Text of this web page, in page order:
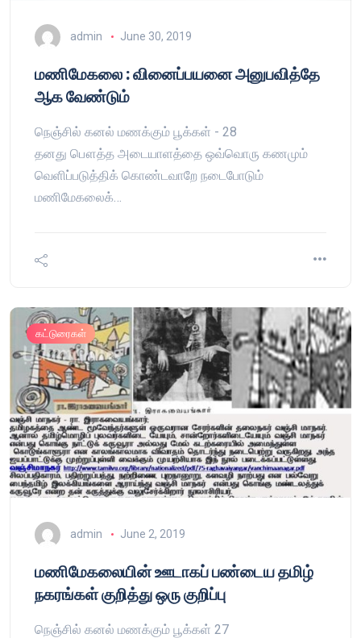
admin June 30, 2019
மணிமேகலை : வினைப்பயனை அனுபவித்தே
ஆக வேண்டும்
நெஞ்சில் கனல் மணக்கும் பூக்கள் - 28
தனது பௌத்த அடையாளத்தை ஒவ்வொரு கணமும்
வெளிப்படுத்திக் கொண்டவாறே நடைபோடும்
மணிமேகலைக்…
கட்டுரைகள்
admin June 2, 2019
மணிமேகலையின் ஊடாகப் பண்டைய தமிழ்
நகரங்கள் குறித்து ஒரு குறிப்பு
நெஞ்சில் கனல் மணக்கும் பூக்கள் 27